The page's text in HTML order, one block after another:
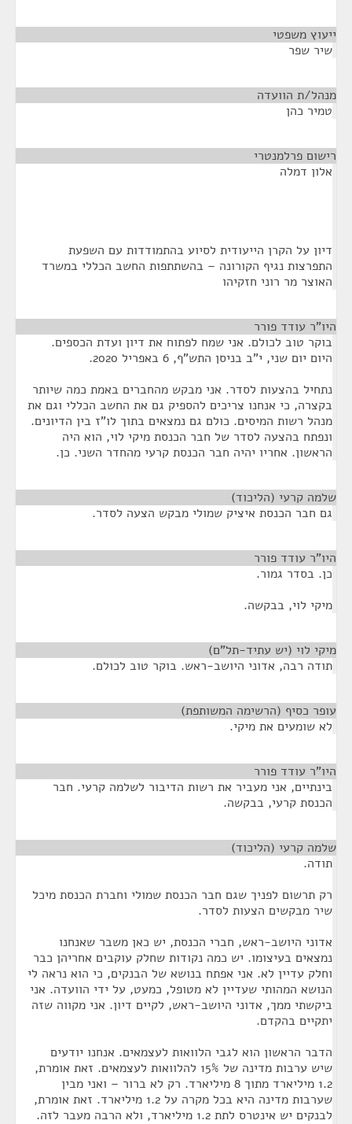
ייעוץ משפטי
שיר שפר
מנהל/ת הוועדה
טמיר כהן
רישום פרלמנטרי
אלון דמלה
דיון על הקרן הייעודית לסיוע בהתמודדות עם השפעת
התפרצות נגיף הקורונה – בהשתתפות החשב הכללי במשרד
האוצר מר רוני חזקיהו
היו"ר עודד פורר
בוקר טוב לכולם. אני שמח לפתוח את דיון ועדת הכספים.
היום יום שני, י"ב בניסן התש"ף, 6 באפריל 2020.
נתחיל בהצעות לסדר. אני מבקש מהחברים באמת כמה שיותר
בקצרה, כי אנחנו צריכים להספיק גם את החשב הכללי וגם את
מנהל רשות המיסים. כולם גם נמצאים בתוך לו"ז בין הדיונים.
ונפתח בהצעה לסדר של חבר הכנסת מיקי לוי, הוא היה
הראשון. אחריו יהיה חבר הכנסת קרעי מהחדר השני. כן.
שלמה קרעי (הליכוד)
גם חבר הכנסת איציק שמולי מבקש הצעה לסדר.
היו"ר עודד פורר
כן. בסדר גמור.
מיקי לוי, בבקשה.
מיקי לוי (יש עתיד-תל"ם)
תודה רבה, אדוני היושב-ראש. בוקר טוב לכולם.
עופר כסיף (הרשימה המשותפת)
לא שומעים את מיקי.
היו"ר עודד פורר
בינתיים, אני מעביר את רשות הדיבור לשלמה קרעי. חבר
הכנסת קרעי, בבקשה.
שלמה קרעי (הליכוד)
תודה.
רק תרשום לפניך שגם חבר הכנסת שמולי וחברת הכנסת מיכל
שיר מבקשים הצעות לסדר.
אדוני היושב-ראש, חברי הכנסת, יש כאן משבר שאנחנו
נמצאים בעיצומו. יש כמה נקודות שחלק עוקבים אחריהן כבר
וחלק עדיין לא. אני אפתח בנושא של הבנקים, כי הוא נראה לי
הנושא המהותי שעדיין לא מטופל, כמעט, על ידי הוועדה. אני
ביקשתי ממך, אדוני היושב-ראש, לקיים דיון. אני מקווה שזה
יתקיים בהקדם.
הדבר הראשון הוא לגבי הלוואות לעצמאים. אנחנו יודעים
שיש ערבות מדינה של 15% להלוואות לעצמאים. זאת אומרת,
1.2 מיליארד מתוך 8 מיליארד. רק לא ברור – ואני מבין
שערבות מדינה היא בכל מקרה על 1.2 מיליארד. זאת אומרת,
לבנקים יש אינטרס לתת 1.2 מיליארד, ולא הרבה מעבר לזה.